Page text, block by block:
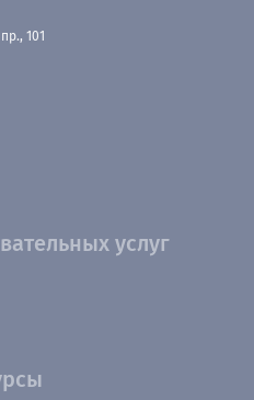
101
услуг